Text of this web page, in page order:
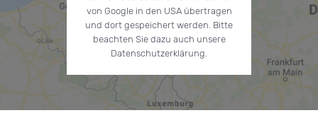
von Google in den USA übertragen
und dort gespeichert werden. Bitte
beachten Sie dazu auch unsere
Datenschutzerklärung.